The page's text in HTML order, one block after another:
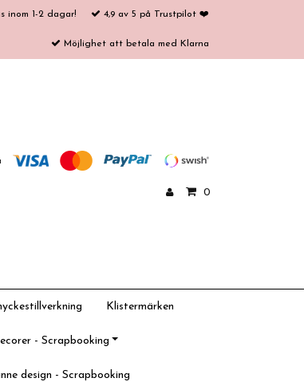
inom 1-2 dagar! 4,9 av 5 på Trustpilot ❤️
Möjlighet att betala med Klarna
0
Klistermärken
- Scrapbooking
design - Scrapbooking